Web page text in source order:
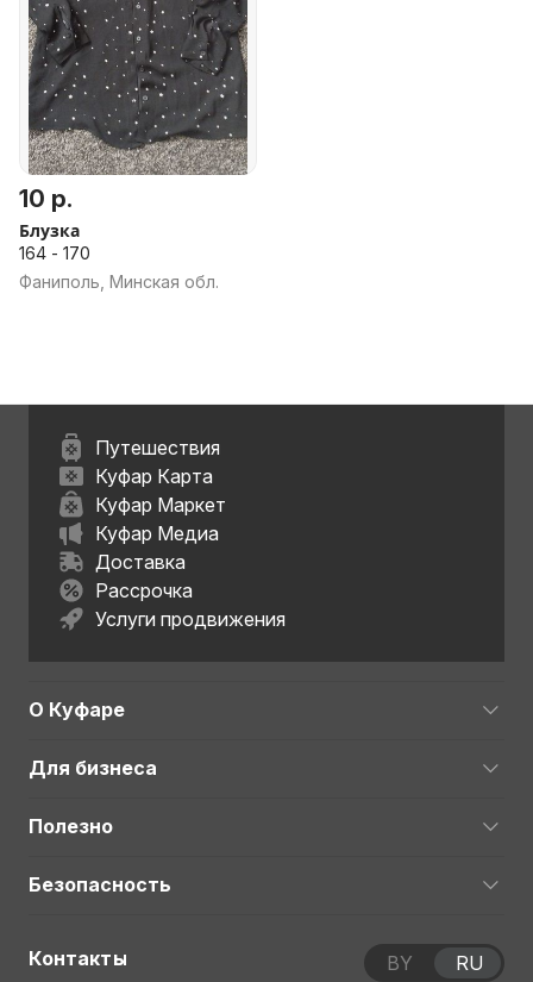
10 р.
Блузка
164 - 170
Фаниполь, Минская обл.
Путешествия
Куфар Карта
Куфар Маркет
Куфар Медиа
Доставка
Рассрочка
Услуги продвижения
О Куфаре
Для бизнеса
Полезно
Безопасность
Контакты BY RU